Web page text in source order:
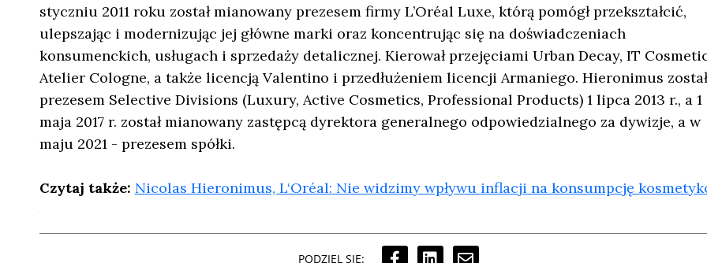
styczniu 2011 roku został mianowany prezesem firmy L’Oréal Luxe, którą pomógł przekształcić,
ulepszając i modernizując jej główne marki oraz koncentrując się na doświadczeniach
konsumenckich, usługach i sprzedaży detalicznej. Kierował przejęciami Urban Decay, IT
Atelier Cologne, a także licencją Valentino i przedłużeniem licencji Armaniego. Hieronimus został
prezesem Selective Divisions (Luxury, Active Cosmetics, Professional Products) 1 lipca 2013 r., a 1
maja 2017 r. został mianowany zastępcą dyrektora generalnego odpowiedzialnego za dywizje, a w
maju 2021 - prezesem spółki.
Czytaj także: Nicolas Hieronimus, L‘Oréal: Nie widzimy wpływu inflacji na konsumpcję
PODZIEL SIĘ: